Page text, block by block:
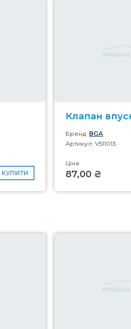
КУПИТИ
Клапан
Бренд: BGA
Артикул: V511013
Ціна:
87,00 ₴